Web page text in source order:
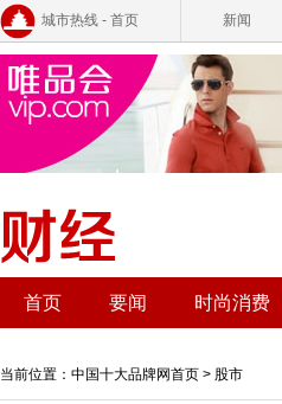
城市热线 - 首页 新闻
首页 要闻 时尚消费
当前位置： 中国十大品牌网首页 > 股市